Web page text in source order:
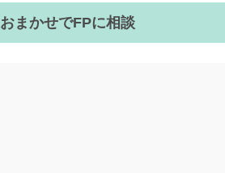
おまかせでFPに相談